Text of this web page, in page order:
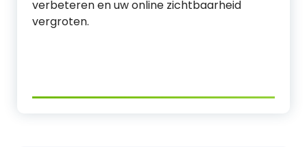
verbeteren en uw online zichtbaarheid
vergroten.